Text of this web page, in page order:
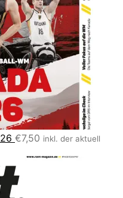
€7,50 inkl. der aktuell